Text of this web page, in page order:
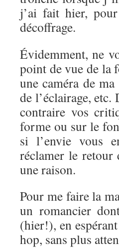
j’ai fait hier,
décoffrage.
Évidemment, ne
point de vue de la
une caméra de
de l’éclairage,
contraire vos
forme ou sur le
si l’envie vous
réclamer le retour
une raison.
Pour me faire la
un romancier
(hier!), en
hop, sans plus